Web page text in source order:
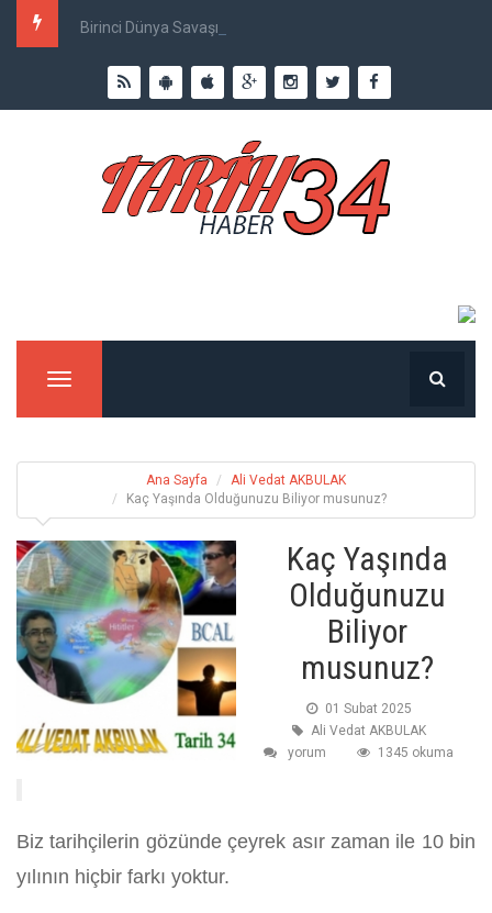
Birinci Dünya Savaşı`nda Ne Kadar İnsan Öldü?
Menu
Ana Sayfa
Ali Vedat AKBULAK
Kaç Yaşında Olduğunuzu Biliyor musunuz?
Kaç Yaşında
Olduğunuzu
Biliyor
musunuz?
01 Subat 2025
Ali Vedat AKBULAK
yorum
1345 okuma
Biz tarihçilerin gözünde çeyrek asır zaman ile 10 bin
yılının hiçbir farkı yoktur.